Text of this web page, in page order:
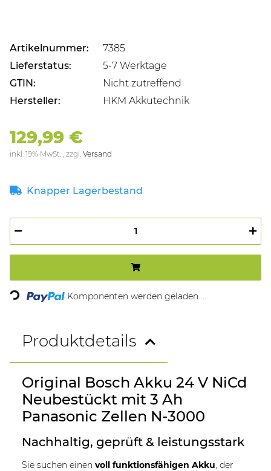
Artikelnummer:
7385
Lieferstatus:
5-7 Werktage
GTIN:
Nicht zutreffend
Hersteller:
HKM Akkutechnik
129,99 €
inkl. 19% MwSt. , zzgl. Versand
Knapper Lagerbestand
Loading... Komponenten werden geladen ...
Produktdetails
Original Bosch Akku 24 V NiCd
Neubestückt mit 3 Ah
Panasonic Zellen N-3000
Nachhaltig, geprüft & leistungsstark
Sie suchen einen voll funktionsfähigen Akku , der